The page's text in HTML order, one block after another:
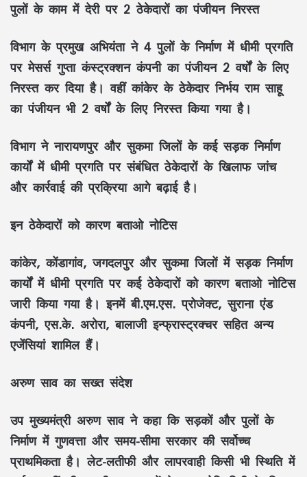
पुलों के काम में देरी पर 2 ठेकेदारों का पंजीयन निरस्त
विभाग के प्रमुख अभियंता ने 4 पुलों के निर्माण में धीमी प्रगति
पर मेसर्स गुप्ता कंस्ट्रक्शन कंपनी का पंजीयन 2 वर्षों के लिए
निरस्त कर दिया है। वहीं कांकेर के ठेकेदार निर्भय राम साहू
का पंजीयन भी 2 वर्षों के लिए निरस्त किया गया है।
विभाग ने नारायणपुर और सुकमा जिलों के कई सड़क निर्माण
कार्यों में धीमी प्रगति पर संबंधित ठेकेदारों के खिलाफ जांच
और कार्रवाई की प्रक्रिया आगे बढ़ाई है।
इन ठेकेदारों को कारण बताओ नोटिस
कांकेर, कोंडागांव, जगदलपुर और सुकमा जिलों में सड़क निर्माण
कार्यों में धीमी प्रगति पर कई ठेकेदारों को कारण बताओ नोटिस
जारी किया गया है। इनमें बी.एम.एस. प्रोजेक्ट, सुराना एंड
कंपनी, एस.के. अरोरा, बालाजी इन्फ्रास्ट्रक्चर सहित अन्य
एजेंसियां शामिल हैं।
अरुण साव का सख्त संदेश
उप मुख्यमंत्री अरुण साव ने कहा किसड़कों और पुलों के
निर्माण में गुणवत्ता और समय-सीमा सरकार की सर्वोच्च
प्राथमिकता है। लेट-लतीफी और लापरवाही किसी भी स्थिति में